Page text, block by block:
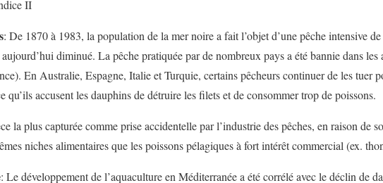
II
: De 1870 à 1983, la population de la mer noire a fait l’objet d’une pêche intensive
diminué. La pêche pratiquée par de nombreux pays a été bannie dans les
En Australie, Espagne, Italie et Turquie, certains pêcheurs continuer de les tuer
qu’ils accusent les dauphins de détruire les filets et de consommer trop de poissons.
la plus capturée comme prise accidentelle par l’industrie des pêches, en raison de
niches alimentaires que les poissons pélagiques à fort intérêt commercial (ex.
: Le développement de l’aquaculture en Méditerranée a été corrélé avec le déclin de